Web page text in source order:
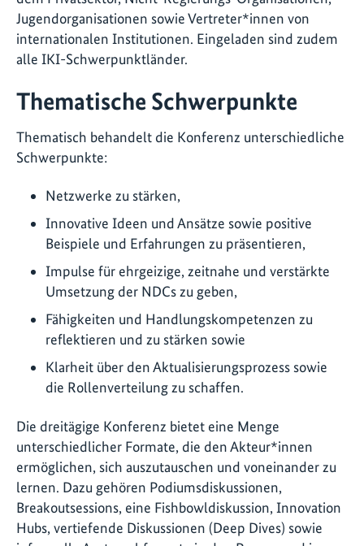
Jugendorganisationen sowie Vertreter*innen von
internationalen Institutionen. Eingeladen sind zudem
alle IKI-Schwerpunktländer.
Thematische Schwerpunkte
Thematisch behandelt die Konferenz unterschiedliche
Schwerpunkte:
Netzwerke zu stärken,
Innovative Ideen und Ansätze sowie positive
Beispiele und Erfahrungen zu präsentieren,
Impulse für ehrgeizige, zeitnahe und verstärkte
Umsetzung der NDCs zu geben,
Fähigkeiten und Handlungskompetenzen zu
reflektieren und zu stärken sowie
Klarheit über den Aktualisierungsprozess sowie
die Rollenverteilung zu schaffen.
Die dreitägige Konferenz bietet eine Menge
unterschiedlicher Formate, die den Akteur*innen
ermöglichen, sich auszutauschen und voneinander zu
lernen. Dazu gehören Podiumsdiskussionen,
Breakoutsessions, eine Fishbowldiskussion, Innovation
Hubs, vertiefende Diskussionen (Deep Dives) sowie